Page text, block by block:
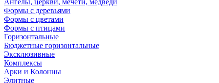
Ангелы, церкви, мечети, медведи
Формы с деревьями
Формы с цветами
Формы с птицами
Горизонтальные
Бюджетные горизонтальные
Эксклюзивные
Комплексы
Арки и Колонны
Элитные